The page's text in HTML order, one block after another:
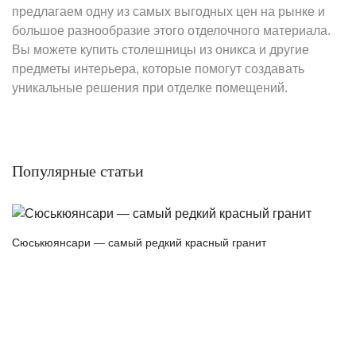
предлагаем одну из самых выгодных цен на рынке и
большое разнообразие этого отделочного материала.
Вы можете купить столешницы из оникса и другие
предметы интерьера, которые помогут создавать
уникальные решения при отделке помещений.
Популярные статьи
Сюськюянсари — самый редкий красный гранит